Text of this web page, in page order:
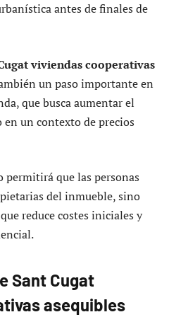
antes de finales de
viviendas cooperativas
un paso importante en
que busca aumentar el
un contexto de precios
permitirá que las personas
del inmueble, sino
reduce costes iniciales y
Sant Cugat
asequibles